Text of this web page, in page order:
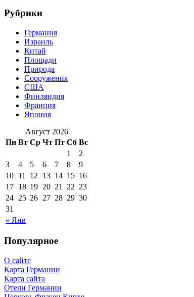
Рубрики
Германия
Израиль
Китай
Площади
Природа
Сооружения
США
Финляндия
Франция
Япония
Август 2026
Пн Вт Ср Чт Пт Сб Вс
« Янв
1
2
3
4 5 6 7 8
9
10 11 12 13 14 15 16
17 18 19 20 21 22 23
24 25 26 27 28 29 30
31
Популярное
О сайте
Карта Германии
Карта сайта
Отели Германии